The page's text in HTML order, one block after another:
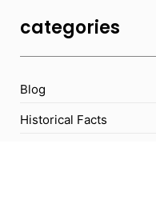
categories
Blog
Historical Facts